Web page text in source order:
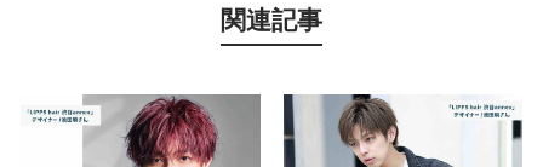
関連記事